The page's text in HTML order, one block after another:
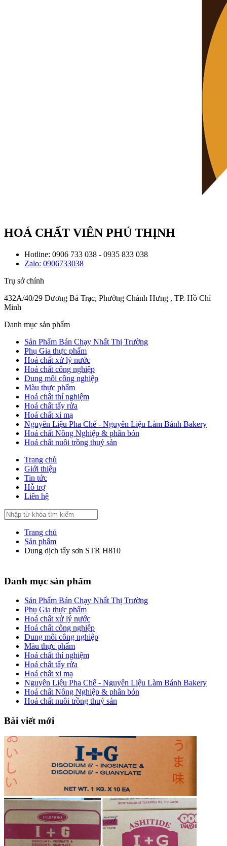
HOÁ CHẤT VIÊN PHÚ THỊNH
Hotline: 0906 733 038 - 0935 833 038
Zalo: 0906733038
Trụ sở chính
432A/40/29 Dương Bá Trạc, Phường Chánh Hưng , TP. Hồ Chí
Minh
Danh mục sản phẩm
Sản Phẩm Bán Chạy Nhất Thị Trường
Phụ Gia thực phẩm
Hoá chất xử lý nước
Hoá chất công nghiệp
Dung môi công nghiệp
Màu thực phẩm
Hoá chất thí nghiệm
Hoá chất tẩy rửa
Hoá chất xi mạ
Nguyên Liệu Pha Chế - Nguyên Liệu Làm Bánh Bakery
Hoá chất Nông Nghiệp & phân bón
Hoá chất nuôi trồng thuỷ sản
Trang chủ
Giới thiệu
Tin tức
Hỗ trợ
Liên hệ
Trang chủ
Sản phẩm
Dung dịch tẩy sơn STR H810
Danh mục sản phẩm
Sản Phẩm Bán Chạy Nhất Thị Trường
Phụ Gia thực phẩm
Hoá chất xử lý nước
Hoá chất công nghiệp
Dung môi công nghiệp
Màu thực phẩm
Hoá chất thí nghiệm
Hoá chất tẩy rửa
Hoá chất xi mạ
Nguyên Liệu Pha Chế - Nguyên Liệu Làm Bánh Bakery
Hoá chất Nông Nghiệp & phân bón
Hoá chất nuôi trồng thuỷ sản
Bài viết mới